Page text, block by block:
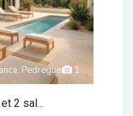
1
Pedreguer
2 sal...